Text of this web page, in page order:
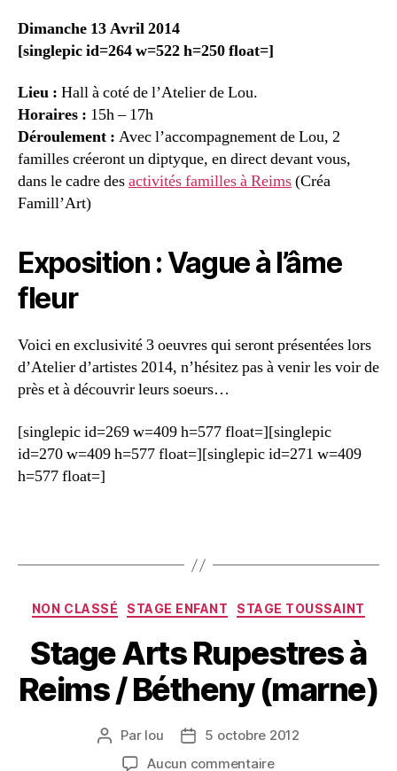
Dimanche 13 Avril 2014
[singlepic id=264 w=522 h=250 float=]
Lieu : Hall à coté de l’Atelier de Lou.
Horaires : 15h – 17h
Déroulement : Avec l’accompagnement de Lou, 2
familles créeront un diptyque, en direct devant vous,
dans le cadre desactivités familles à Reims(Créa
Famill’Art)
Exposition : Vague à l’âme
fleur
Voici en exclusivité 3 oeuvres qui seront présentées lors
d’Atelier d’artistes 2014, n’hésitez pas à venir les voir de
près et à découvrir leurs soeurs…
[singlepic id=269 w=409 h=577 float=][singlepic
id=270 w=409 h=577 float=][singlepic id=271 w=409
h=577 float=]
NON CLASSÉ STAGE ENFANT STAGE TOUSSAINT
Stage Arts Rupestres à
Reims / Bétheny (marne)
Par lou
5 octobre 2012
Aucun commentaire